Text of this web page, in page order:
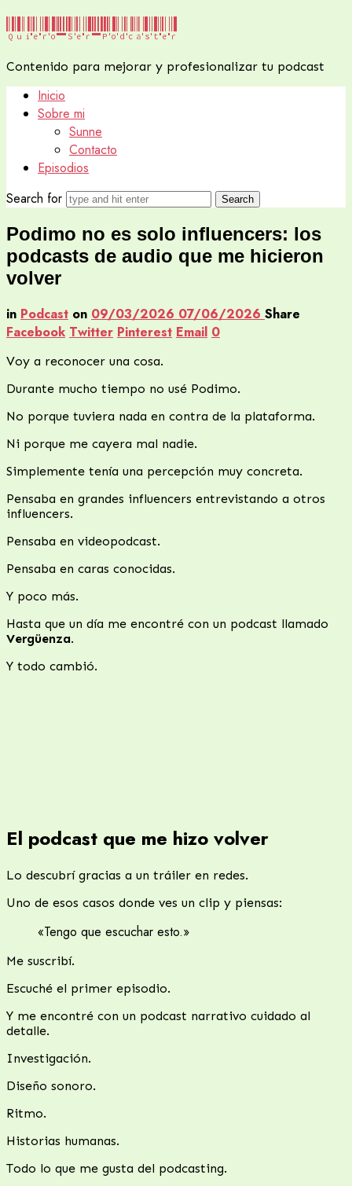
Quiero
Podcaster
Quiero Ser Podcaster
Contenido para mejorar y profesionalizar tu podcast
Inicio
Sobre mi
Sunne
Contacto
Episodios
Search for
Podimo no es solo influencers: los
podcasts de audio que me hicieron
volver
in Podcast on 09/03/2026 07/06/2026 Share
Facebook Twitter Pinterest Email 0
Voy a reconocer una cosa.
Durante mucho tiempo no usé Podimo.
No porque tuviera nada en contra de la plataforma.
Ni porque me cayera mal nadie.
Simplemente tenía una percepción muy concreta.
Pensaba en grandes influencers entrevistando a otros
influencers.
Pensaba en videopodcast.
Pensaba en caras conocidas.
Y poco más.
Hasta que un día me encontré con un podcast llamado
Vergüenza.
Y todo cambió.
El podcast que me hizo volver
Lo descubrí gracias a un tráiler en redes.
Uno de esos casos donde ves un clip y piensas:
«Tengo que escuchar esto.»
Me suscribí.
Escuché el primer episodio.
Y me encontré con un podcast narrativo cuidado al
detalle.
Investigación.
Diseño sonoro.
Ritmo.
Historias humanas.
Todo lo que me gusta del podcasting.